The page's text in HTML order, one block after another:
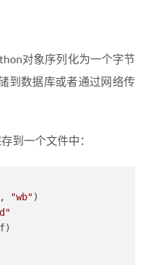
对象序列化为一个字节
到数据库或者通过网络传
到一个文件中：
, "wb")